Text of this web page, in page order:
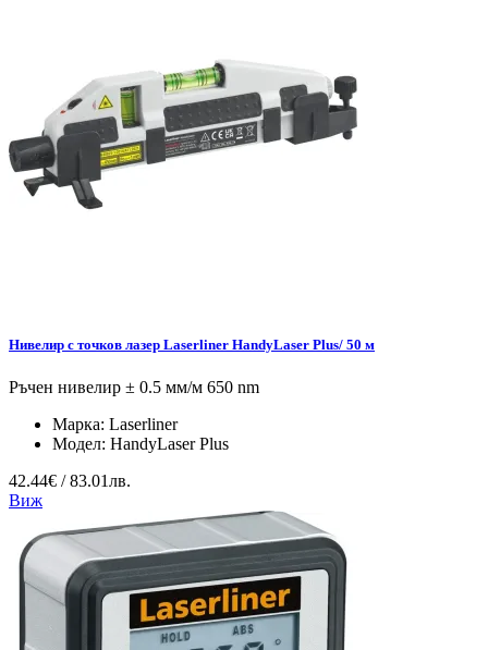
Нивелир с точков лазер Laserliner HandyLaser Plus/ 50 м
Ръчен нивелир ± 0.5 мм/м 650 nm
Марка: Laserliner
Модел: HandyLaser Plus
42.44€ / 83.01лв.
Виж